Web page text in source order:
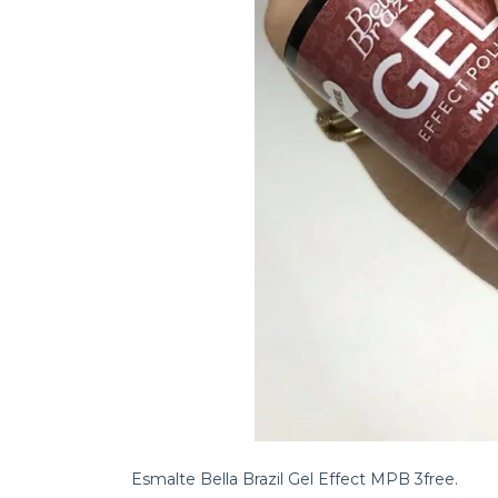
Esmalte Bella Brazil Gel Effect MPB 3free.